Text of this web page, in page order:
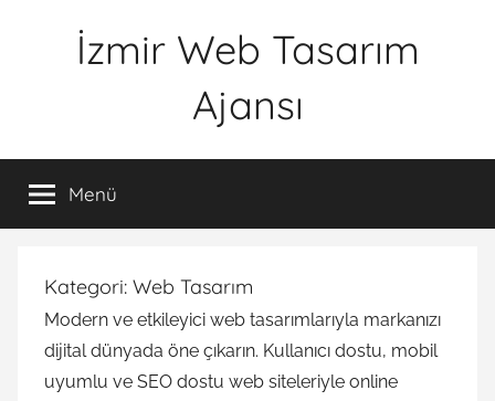
İzmir Web Tasarım
Ajansı
Menü
Kategori: Web Tasarım
Modern ve etkileyici web tasarımlarıyla markanızı
dijital dünyada öne çıkarın. Kullanıcı dostu, mobil
uyumlu ve SEO dostu web siteleriyle online